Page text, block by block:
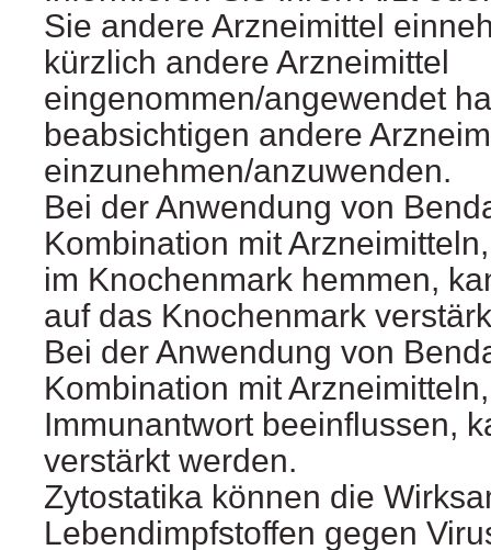
Sie andere Arzneimittel
kürzlich andere Arzneimittel
eingenommen/angewendet
beabsichtigen andere
einzunehmen/anzuwenden.
Bei der Anwendung von
Kombination mit
im Knochenmark hemmen,
auf das Knochenmark
Bei der Anwendung von
Kombination mit
Immunantwort beeinflussen,
verstärkt werden.
Zytostatika können die
Lebendimpfstoffen gegen